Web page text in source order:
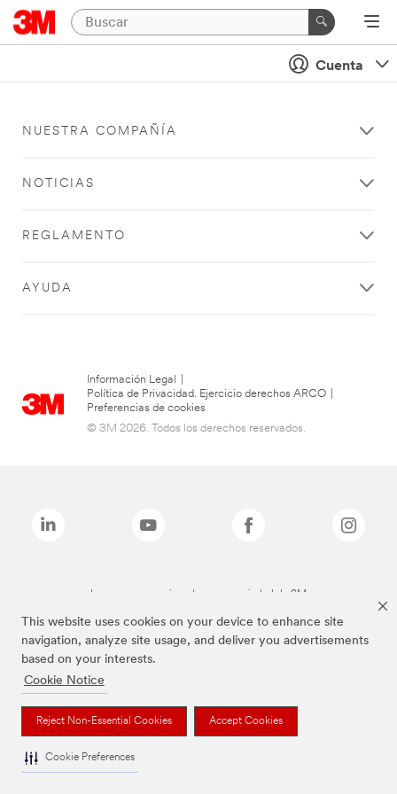
This website uses cookies on your device to enhance site
navigation, analyze site usage, and deliver you advertisements
based on your interests.
Cookie Notice
Reject Non-Essential Cookies Accept Cookies
Cookie Preferences
Cuenta
NUESTRA COMPAÑÍA
NOTICIAS
REGLAMENTO
AYUDA
Información Legal
Política de Privacidad. Ejercicio derechos ARCO
Preferencias de cookies
© 3M 2026. Todos los derechos reservados.
Las marcas mencionadas son propiedad de 3M